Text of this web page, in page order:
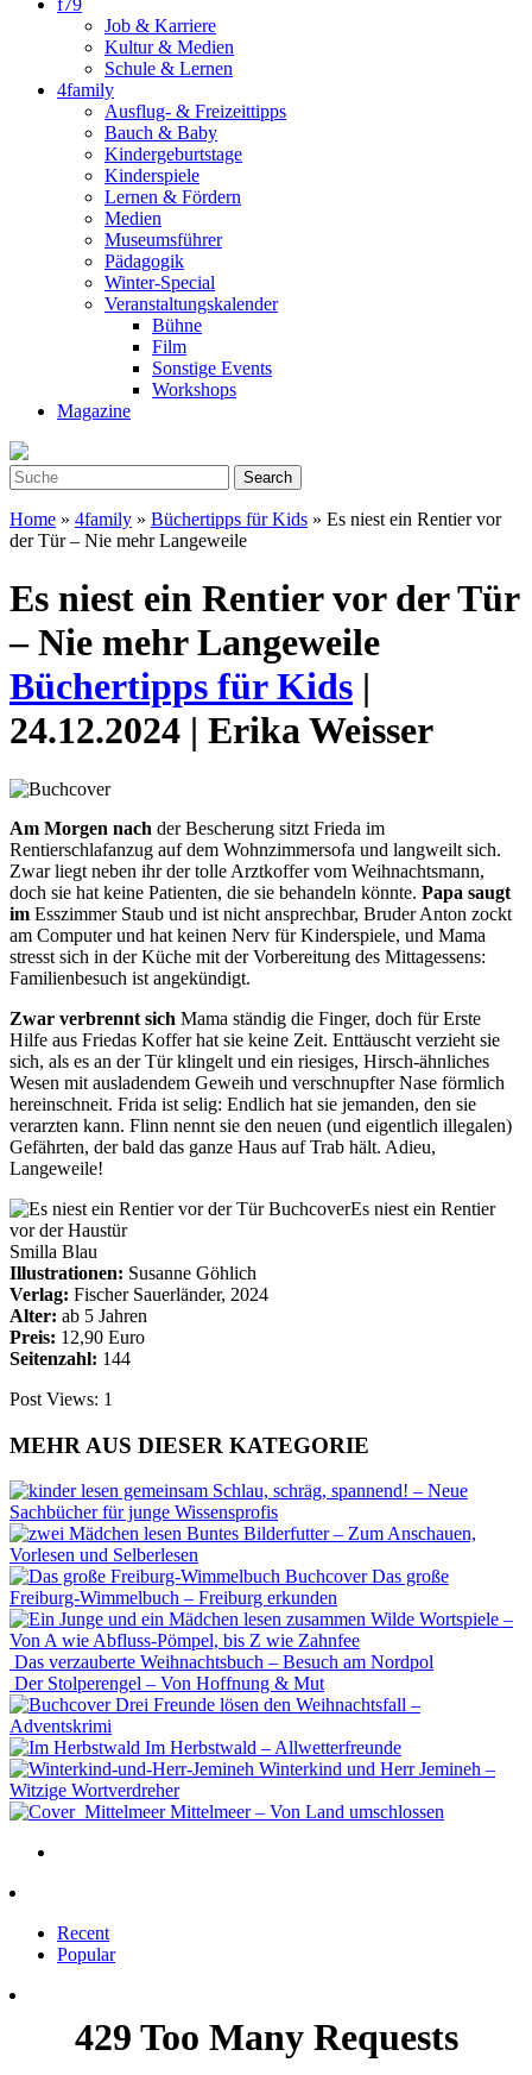
f79
Job & Karriere
Kultur & Medien
Schule & Lernen
4family
Ausflug- & Freizeittipps
Bauch & Baby
Kindergeburtstage
Kinderspiele
Lernen & Fördern
Medien
Museumsführer
Pädagogik
Winter-Special
Veranstaltungskalender
Bühne
Film
Sonstige Events
Workshops
Magazine
Home » 4family » Büchertipps für Kids » Es niest ein Rentier vor
der Tür – Nie mehr Langeweile
Es niest ein Rentier vor der Tür
– Nie mehr Langeweile
Büchertipps für Kids |
24.12.2024 | Erika Weisser
Am Morgen nach der Bescherung sitzt Frieda im
Rentierschlafanzug auf dem Wohnzimmersofa und langweilt sich.
Zwar liegt neben ihr dertolle Arztkoffer vom Weihnachtsmann,
doch sie hat keine Patienten, die sie behandeln könnte. Papa saugt
im Esszimmer Staub und ist nicht ansprechbar, Bruder Anton zockt
am Computer und hat keinen Nerv für Kinderspiele, und Mama
stresst sich in der Küche mit der Vorbereitung des Mittagessens:
Familienbesuch ist angekündigt.
Zwar verbrennt sich Mama ständig die Finger, doch für Erste
Hilfe aus Friedas Koffer hat sie keine Zeit. Enttäuscht verzieht sie
sich, als es an der Tür klingelt und ein riesiges, Hirsch-ähnliches
Wesen mit ausladendem Geweih und verschnupfter Nase förmlich
hereinschneit. Frida ist selig: Endlich hat sie jemanden, den sie
verarzten kann. Flinn nennt sie den neuen (und eigentlich illegalen)
Gefährten, der bald das ganze Haus auf Trab hält. Adieu,
Langeweile!
Es niest ein Rentier
vor der Haustür
Smilla Blau
Illustrationen: Susanne Göhlich
Verlag: Fischer Sauerländer, 2024
Alter: ab 5 Jahren
Preis: 12,90 Euro
Seitenzahl: 144
Post Views: 1
MEHR AUS DIESER KATEGORIE
Schlau, schräg, spannend! – Neue
Sachbücher für junge Wissensprofis
Buntes Bilderfutter – Zum Anschauen,
Vorlesen und Selberlesen
Das große
Freiburg-Wimmelbuch – Freiburg erkunden
Wilde Wortspiele –
Von A wie Abfluss-Pömpel, bis Z wie Zahnfee
Das verzauberte Weihnachtsbuch – Besuch am Nordpol
Der Stolperengel – Von Hoffnung & Mut
Drei Freunde lösen den Weihnachtsfall –
Adventskrimi
Im Herbstwald – Allwetterfreunde
Winterkind und Herr Jemineh –
Witzige Wortverdreher
Mittelmeer – Von Land umschlossen
Recent
Popular